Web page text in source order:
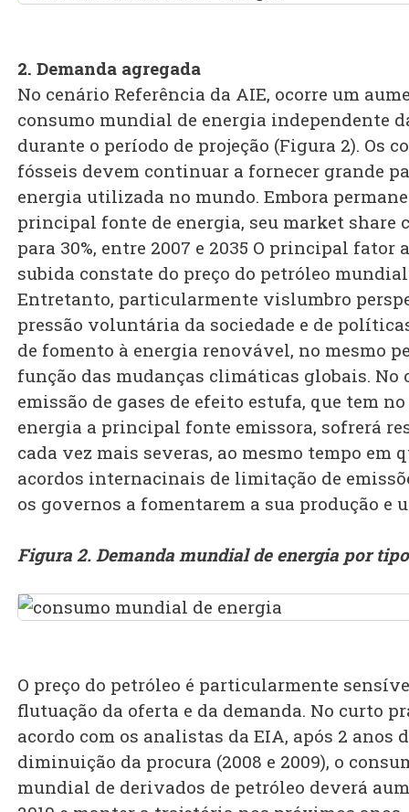
2. Demanda agregada
No cenário Referência da AIE, ocorre um
consumo mundial de energia independente
durante o período de projeção (Figura 2). Os
fósseis devem continuar a fornecer grande
energia utilizada no mundo. Embora
principal fonte de energia, seu market share
para 30%, entre 2007 e 2035 O principal fator
subida constate do preço do petróleo
Entretanto, particularmente vislumbro
pressão voluntária da sociedade e de
de fomento à energia renovável, no mesmo
função das mudanças climáticas globais. No
emissão de gases de efeito estufa, que tem
energia a principal fonte emissora, sofrerá
cada vez mais severas, ao mesmo tempo em
acordos internacinais de limitação de
os governos a fomentarem a sua produção e
Figura 2. Demanda mundial de energia por
O preço do petróleo é particularmente
flutuação da oferta e da demanda. No curto
acordo com os analistas da EIA, após 2 anos
diminuição da procura (2008 e 2009), o
mundial de derivados de petróleo deverá